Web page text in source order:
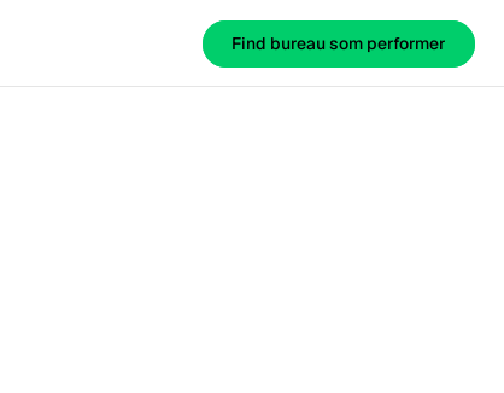
Find bureau som performer
Find bureau som performer